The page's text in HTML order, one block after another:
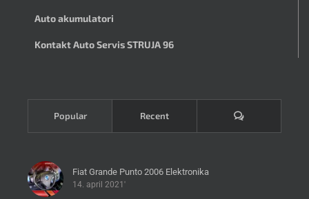
Auto akumulatori
Kontakt Auto Servis STRUJA 96
Popular Recent Komentari
Fiat Grande Punto 2006 Elektronika
14. april 2021'